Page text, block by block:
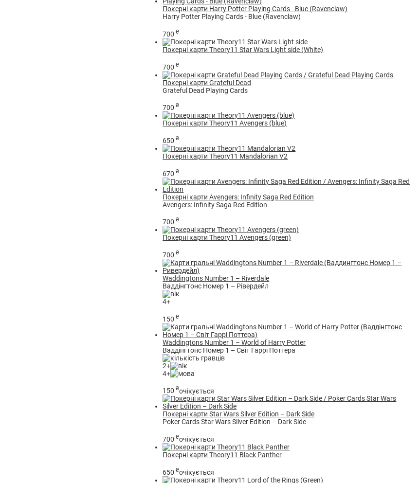
Покерні карти Harry Potter Playing Cards - Blue (Ravenclaw)
Harry Potter Playing Cards - Blue (Ravenclaw)
700₴
Покерні карти Theory11 Star Wars Light side (White)
700₴
Покерні карти Grateful Dead
Grateful Dead Playing Cards
700₴
Покерні карти Theory11 Avengers (blue)
650₴
Покерні карти Theory11 Mandalorian V2
670₴
Покерні карти Avengers: Infinity Saga Red Edition
Avengers: Infinity Saga Red Edition
700₴
Покерні карти Theory11 Avengers (green)
700₴
Waddingtons Number 1 – Riverdale
Ваддінгтонс Номер 1 – Рівердейл
4+
150₴
Waddingtons Number 1 – World of Harry Potter
Ваддінгтонс Номер 1 – Світ Гаррі Поттера
2+
4+
150₴очікується
Покерні карти Star Wars Silver Edition – Dark Side
Poker Cards Star Wars Silver Edition – Dark Side
700₴очікується
Покерні карти Theory11 Black Panther
650₴очікується